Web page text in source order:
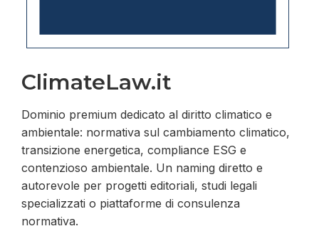
ClimateLaw.it
Dominio premium dedicato al diritto climatico e
ambientale: normativa sul cambiamento climatico,
transizione energetica, compliance ESG e
contenzioso ambientale. Un naming diretto e
autorevole per progetti editoriali, studi legali
specializzati o piattaforme di consulenza
normativa.